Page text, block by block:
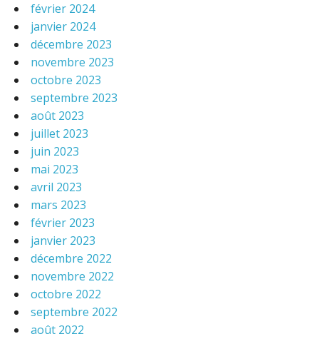
février 2024
janvier 2024
décembre 2023
novembre 2023
octobre 2023
septembre 2023
août 2023
juillet 2023
juin 2023
mai 2023
avril 2023
mars 2023
février 2023
janvier 2023
décembre 2022
novembre 2022
octobre 2022
septembre 2022
août 2022